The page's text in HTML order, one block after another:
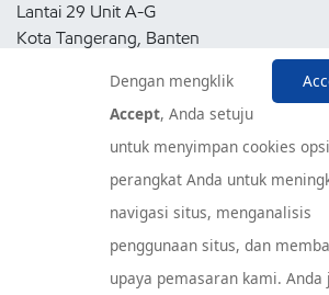
Lantai 29 Unit A-G
Kota Tangerang, Banten
Pusat Layanan Konsumen
Dengan mengklik
Accept, Anda setuju
untuk menyimpan cookies
perangkat Anda untuk
navigasi situs, menganalisis
penggunaan situs, dan
upaya pemasaran kami. Anda